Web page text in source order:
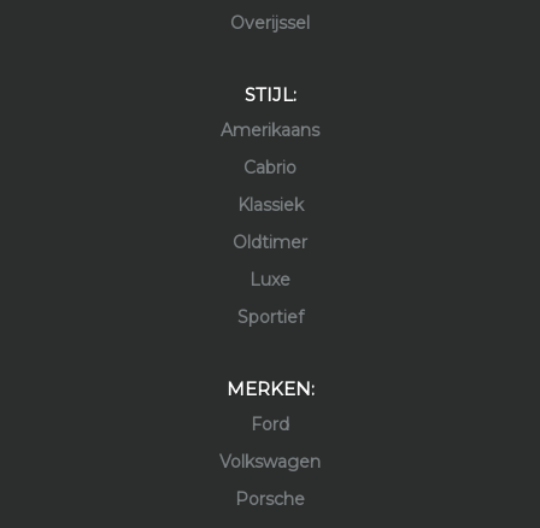
Overijssel
STIJL:
Amerikaans
Cabrio
Klassiek
Oldtimer
Luxe
Sportief
MERKEN:
Ford
Volkswagen
Porsche